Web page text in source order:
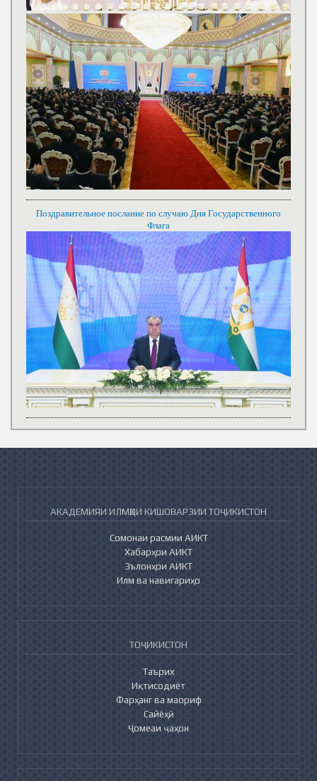
Поздравительное послание по случаю Дня Государственного
Флага
АКАДЕМИЯИ ИЛМҲОИ КИШОВАРЗИИ ТОҶИКИСТОН
Сомонаи расмии АИКТ
Хабарҳои АИКТ
Эълонҳои АИКТ
Илм ва навигариҳо
ТОҶИКИСТОН
Таърих
Иқтисодиёт
Фарҳанг ва маориф
Сайёҳӣ
Ҷомеаи ҷаҳон